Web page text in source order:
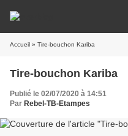
Accueil » Tire-bouchon Kariba
Tire-bouchon Kariba
Publié le 02/07/2020 à 14:51
Par Rebel-TB-Etampes